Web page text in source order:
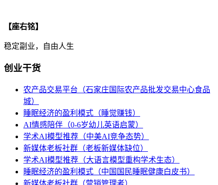
【座右铭】
稳定副业，自由人生
创业干货
农产品交易平台（石家庄国际农产品批发交易中心食品
城）
睡眠经济的盈利模式（睡觉赚钱）
AI情感陪伴（0-6岁幼儿英语启蒙）
学术AI模型推荐（中美AI竞争态势）
新媒体老板社群（老板新媒体缺位）
学术AI模型推荐（大语言模型重构学术生态）
睡眠经济的盈利模式（中国国民睡眠健康白皮书）
新媒体老板社群（营销管理者）